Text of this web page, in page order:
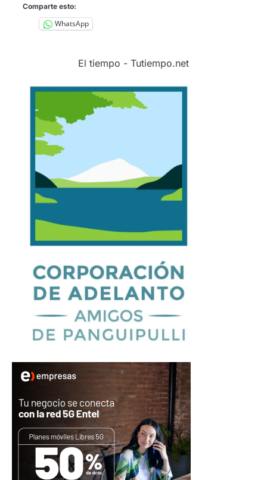
Comparte esto:
WhatsApp
El tiempo - Tutiempo.net